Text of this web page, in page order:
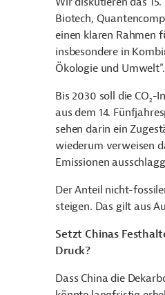
Biotech,
einen klaren Rahmen
insbesondere in
Ökologie und
Bis 2030 soll die CO2-
aus dem 14.
sehen darin ein
wiederum verweisen
Emissionen
Der Anteil nicht-
steigen. Das gilt aus
Setzt Chinas
Druck?
Dass China die